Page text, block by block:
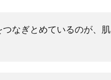
なぎとめているのが、肌